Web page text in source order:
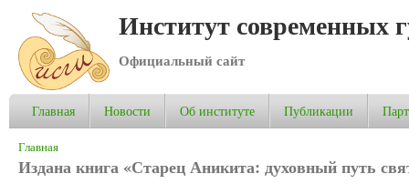
Институт современных
Официальный сайт
Главная Новости Об институте Публикации
Вы здесь
Главная
Издана книга «Старец Аникита: духовный путь